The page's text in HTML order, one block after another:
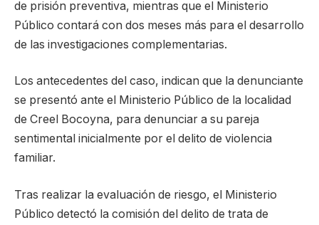
de prisión preventiva, mientras que el Ministerio
Público contará con dos meses más para el desarrollo
de las investigaciones complementarias.
Los antecedentes del caso, indican que la denunciante
se presentó ante el Ministerio Público de la localidad
de Creel Bocoyna, para denunciar a su pareja
sentimental inicialmente por el delito de violencia
familiar.
Tras realizar la evaluación de riesgo, el Ministerio
Público detectó la comisión del delito de trata de